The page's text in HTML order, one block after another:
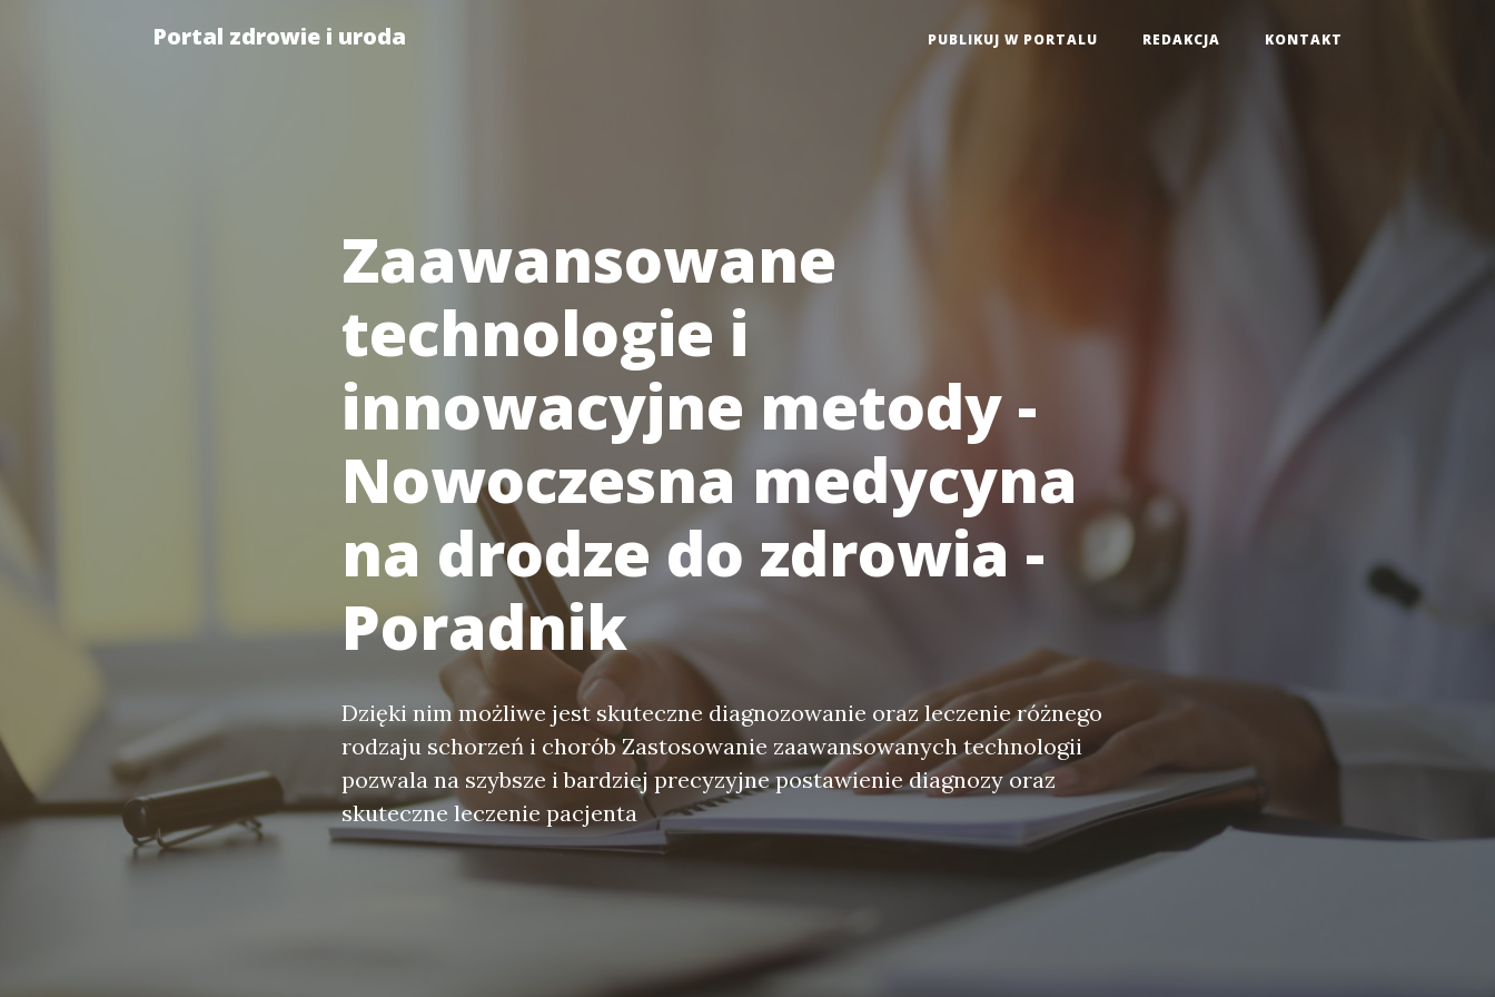
Portal zdrowie i uroda PUBLIKUJ W PORTALU REDAKCJA KONTAKT
Zaawansowane
technologie i
innowacyjne metody -
Nowoczesna medycyna
na drodze do zdrowia -
Poradnik
Dzięki nim możliwe jest skuteczne diagnozowanie oraz leczenie różnego
rodzaju schorzeń i chorób Zastosowanie zaawansowanych technologii
pozwala na szybsze i bardziej precyzyjne postawienie diagnozy oraz
skuteczne leczenie pacjenta